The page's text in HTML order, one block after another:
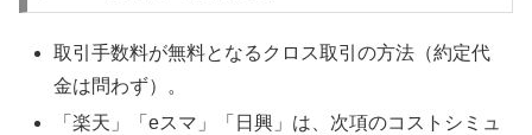
取引手数料が無料となるクロス取引の方法（約定代
金は問わず）。
「楽天」「eスマ」「日興」は、次項のコストシミュ